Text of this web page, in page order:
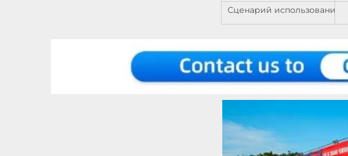
Сценарий использования